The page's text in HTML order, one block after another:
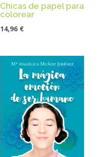
Chicas de papel para
colorear
14,96 €